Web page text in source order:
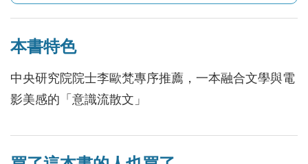
本書特色
中央研究院院士李歐梵專序推薦，一本融合文學與電
影美感的「意識流散文」